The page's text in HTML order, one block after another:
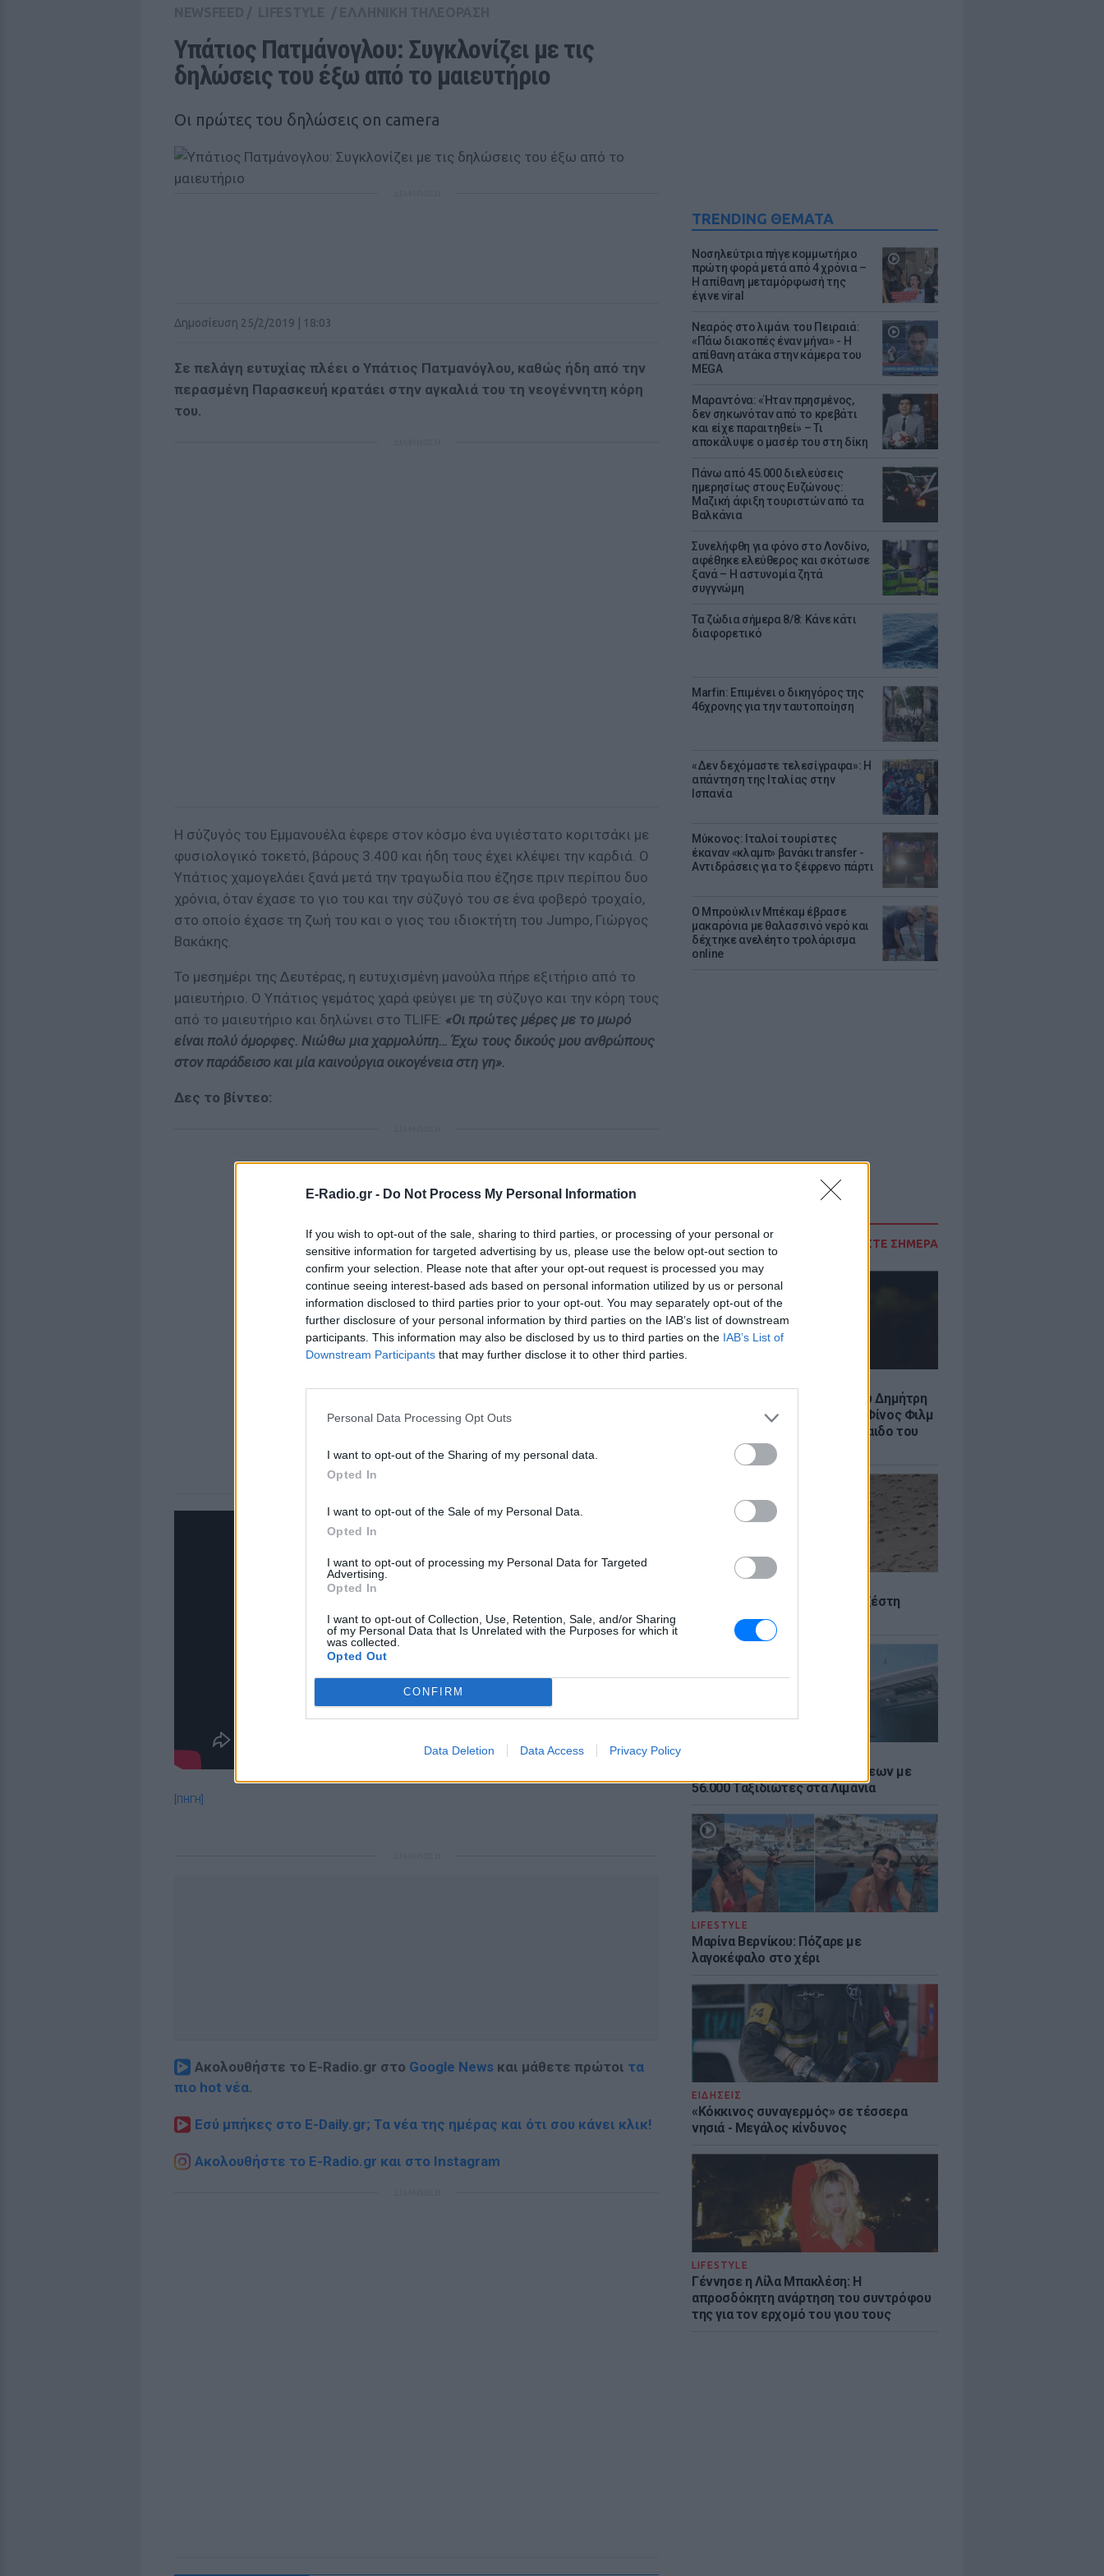
E-Radio.gr - Do Not Process My Personal Information
If you wish to opt-out of the sale, sharing to third parties, or processing of your personal or
sensitive information for targeted advertising by us, please use the below opt-out section to
confirm your selection. Please note that after your opt-out request is processed you may
continue seeing interest-based ads based on personal information utilized by us or personal
information disclosed to third parties prior to your opt-out. You may separately opt-out of the
further disclosure of your personal information by third parties on the IAB’s list of downstream
participants. This information may also be disclosed by us to third parties on the IAB’s List of
Downstream Participants that may further disclose it to other third parties.
Personal Data Processing Opt Outs
I want to opt-out of the Sharing of my personal data.
Opted In
I want to opt-out of the Sale of my Personal Data.
Opted In
I want to opt-out of processing my Personal Data for Targeted
Advertising.
Opted In
I want to opt-out of Collection, Use, Retention, Sale, and/or Sharing
of my Personal Data that Is Unrelated with the Purposes for which it
was collected.
Opted Out
CONFIRM
Data Deletion Data Access Privacy Policy
TRENDING ΘΕΜΑΤΑ
Νοσηλεύτρια πήγε κομμωτήριο
πρώτη φορά μετά από 4 χρόνια –
Η απίθανη μεταμόρφωσή της
έγινε viral
Νεαρός στο λιμάνι του Πειραιά:
«Πάω διακοπές έναν μήνα» - Η
απίθανη ατάκα στην κάμερα του
MEGA
Μαραντόνα: «Ήταν πρησμένος,
δεν σηκωνόταν από το κρεβάτι
και είχε παραιτηθεί» – Τι
αποκάλυψε ο μασέρ του στη δίκη
Πάνω από 45.000 διελεύσεις
ημερησίως στους Ευζώνους:
Μαζική άφιξη τουριστών από τα
Βαλκάνια
Συνελήφθη για φόνο στο Λονδίνο,
αφέθηκε ελεύθερος και σκότωσε
ξανά – Η αστυνομία ζητά
συγγνώμη
Τα ζώδια σήμερα 8/8: Κάνε κάτι
διαφορετικό
Marfin: Επιμένει ο δικηγόρος της
46χρονης για την ταυτοποίηση
«Δεν δεχόμαστε τελεσίγραφα»: Η
απάντηση της Ιταλίας στην
Ισπανία
Μύκονος: Ιταλοί τουρίστες
έκαναν «κλαμπ» βανάκι transfer -
Αντιδράσεις για το ξέφρενο πάρτι
Ο Μπρούκλιν Μπέκαμ έβρασε
μακαρόνια με θαλασσινό νερό και
δέχτηκε ανελέητο τρολάρισμα
online
ΔΙΑΒΑΣΤΕ ΣΗΜΕΡΑ
22 χρόνια από τον θάνατο του Δημήτρη
Παπαμιχαήλ: Η ανάρτηση της Φίνος Φιλμ
για το «γοητευτικό λεβεντόπαιδο του
ελληνικού σινεμά»
Καιρός: Πού θα «χτυπήσει» η ζέστη
Αύγουστος: Ρεκόρ Αναχωρήσεων με
56.000 Ταξιδιώτες στα Λιμάνια
LIFESTYLE
Μαρίνα Βερνίκου: Πόζαρε με
λαγοκέφαλο στο χέρι
ΕΙΔΗΣΕΙΣ
«Κόκκινος συναγερμός» σε τέσσερα
νησιά - Μεγάλος κίνδυνος
LIFESTYLE
Γέννησε η Λίλα Μπακλέση: Η
απροσδόκητη ανάρτηση του συντρόφου
της για τον ερχομό του γιου τους
Υπάτιος Πατμάνογλου: Συγκλονίζει με τις
δηλώσεις του έξω από το μαιευτήριο
Οι πρώτες του δηλώσεις on camera
Δημοσίευση 25/2/2019 | 18:03
Σε πελάγη ευτυχίας πλέει ο Υπάτιος Πατμανόγλου, καθώς ήδη από την
περασμένη Παρασκευή κρατάει στην αγκαλιά του τη νεογέννητη κόρη
του.
Η σύζυγός του Εμμανουέλα έφερε στον κόσμο ένα υγιέστατο κοριτσάκι με
φυσιολογικό τοκετό, βάρους 3.400 και ήδη τους έχει κλέψει την καρδιά. Ο
Υπάτιος χαμογελάει ξανά μετά την τραγωδία που έζησε πριν περίπου δυο
χρόνια, όταν έχασε το γιο του και την σύζυγό του σε ένα φοβερό τροχαίο,
στο οποίο έχασε τη ζωή του και ο γιος του ιδιοκτήτη του Jumpo, Γιώργος
Βακάκης.
Το μεσημέρι της Δευτέρας, η ευτυχισμένη μανούλα πήρε εξιτήριο από το
μαιευτήριο. Ο Υπάτιος γεμάτος χαρά φεύγει με τη σύζυγο και την κόρη τους
από το μαιευτήριο και δηλώνει στο TLIFE: «Οι πρώτες μέρες με το μωρό
είναι πολύ όμορφες. Νιώθω μια χαρμολύπη… Έχω τους δικούς μου ανθρώπους
στον παράδεισο και μία καινούργια οικογένεια στη γη».
Δες το βίντεο:
[ΠΗΓΗ]
Ακολουθήστε το E-Radio.gr στο Google News και μάθετε πρώτοι τα
πιο hot νέα.
Εσύ μπήκες στο E-Daily.gr; Τα νέα της ημέρας και ότι σου κάνει κλικ!
Ακολουθήστε το E-Radio.gr και στο Instagram